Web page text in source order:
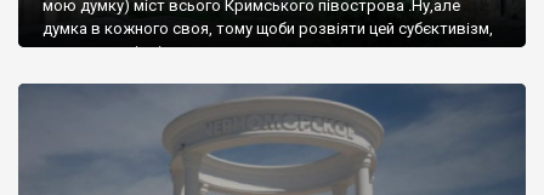
мою думку) міст всього Кримського півострова .Ну,але
думка в кожного своя, тому щоби розвіяти цей субєктивізм,
запрошую відвідати це